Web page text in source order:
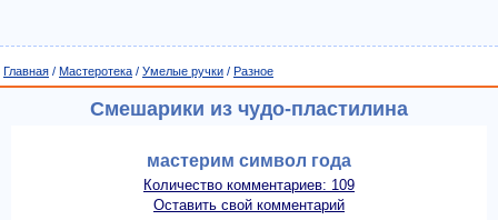
Главная / Мастеротека / Умелые ручки / Разное
Смешарики из чудо-пластилина
мастерим символ года
Количество комментариев: 109
Оставить свой комментарий